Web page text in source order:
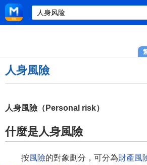
人身風險
人身風險（Personal risk）
什麼是人身風險
按風險的對象劃分，可分為財產風